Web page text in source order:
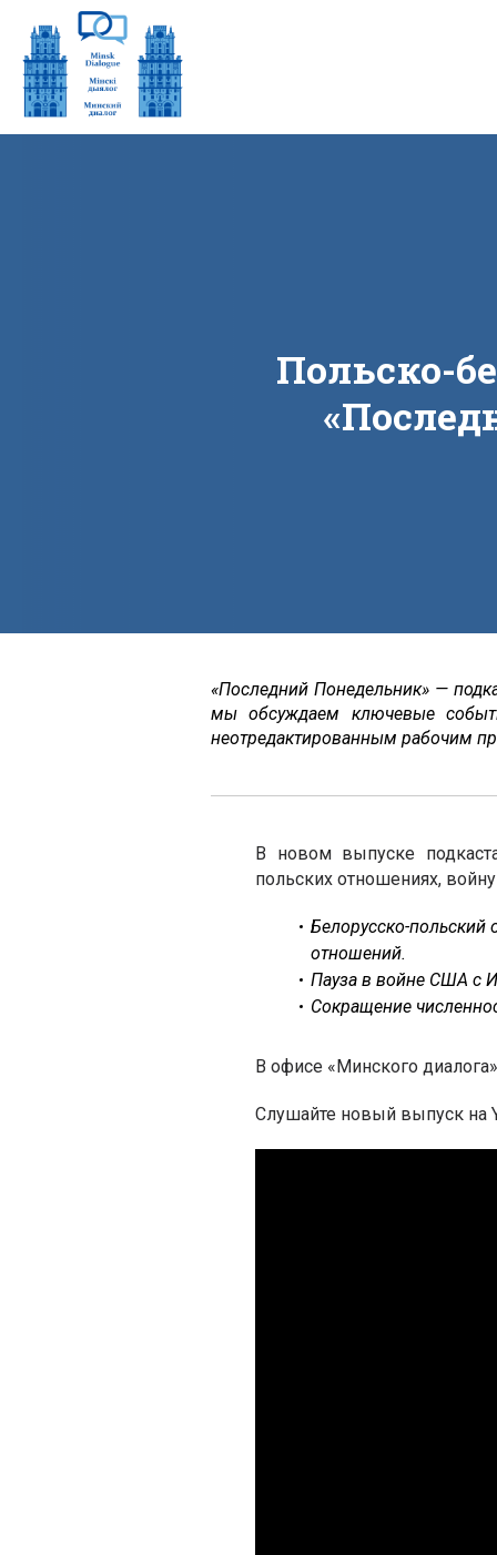
Польско-
«Последний Понедельник» —
мы обсуждаем ключевые
неотредактированным рабочим
В новом выпуске
польских отношениях,
Белорусско-
отношений.
Пауза в войне США с
Сокращение
В офисе «Минского
Слушайте новый выпуск на